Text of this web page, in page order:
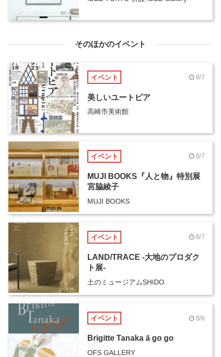
そのほかのイベント
イベント 8/7
美しいユートピア
高崎市美術館
イベント 8/7
MUJI BOOKS『人と物』特別展
宮脇綾子
MUJI BOOKS
イベント 8/7
LAND/TRACE -大地のプロダク
ト展-
土のミュージアムSHIDO
イベント 8/6
Brigitte Tanaka ā go go
OFS GALLERY